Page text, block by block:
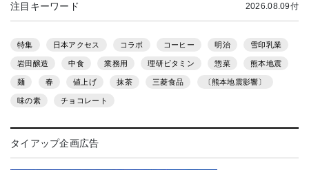
注目キーワード 2026.08.09付
特集 日本アクセス コラボ コーヒー 明治 雪印乳業
岩田醸造 中食 業務用 理研ビタミン 惣菜 熊本地震
麺 春 値上げ 抹茶 三菱食品 〔熊本地震影響〕
味の素 チョコレート
タイアップ企画広告